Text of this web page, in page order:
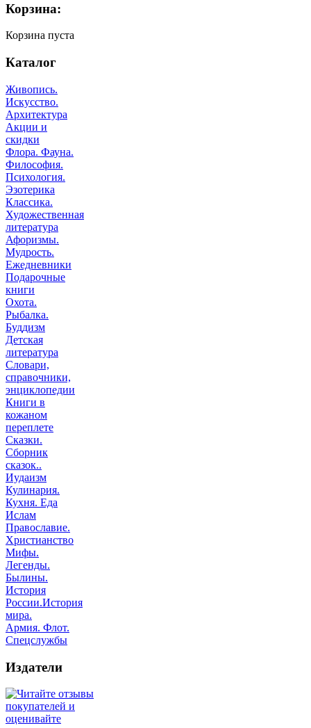
Корзина:
Корзина пуста
Каталог
Живопись.
Искусство.
Архитектура
Акции и
скидки
Флора. Фауна.
Философия.
Психология.
Эзотерика
Классика.
Художественная
литература
Афоризмы.
Мудрость.
Ежедневники
Подарочные
книги
Охота.
Рыбалка.
Буддизм
Детская
литература
Словари,
справочники,
энциклопедии
Книги в
кожаном
переплете
Сказки.
Сборник
сказок..
Иудаизм
Кулинария.
Кухня. Еда
Ислам
Православие.
Христианство
Мифы.
Легенды.
Былины.
История
России.История
мира.
Армия. Флот.
Спецслужбы
Издатели